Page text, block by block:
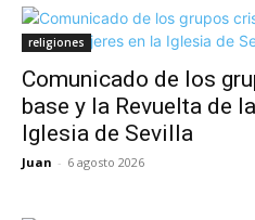
religiones
Comunicado de los
base y la Revuelta de
Iglesia de Sevilla
Juan - 6 agosto 2026